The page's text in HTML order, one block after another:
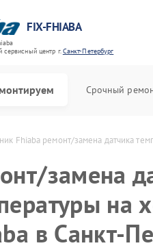
FIX-FHIABA
cервисный центр г.Санкт-Петербург
Срочный
Fhiaba ремонт/замена датчика
замена
на
в Санкт-